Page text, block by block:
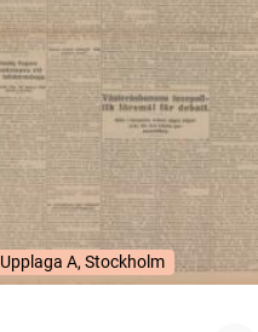
Upplaga A, Stockholm